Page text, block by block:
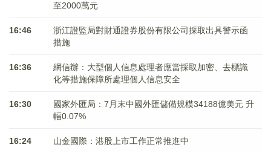
至2000萬元
16:46
浙江證監局對財通證券股份有限公司採取出具警示函
措施
16:36
網信辦：大型個人信息處理者應當採取加密、去標識
化等措施保障所處理個人信息安全
16:30
國家外匯局：7月末中國外匯儲備規模34188億美元 升
幅0.07%
16:24 山金國際：港股上市工作正常推進中